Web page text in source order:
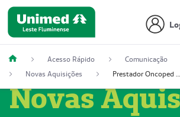
Acesso Rápido
Comunicação
Novas Aquisições
Prestador Oncoped Serviços Médicos (51004335-0)
Novas